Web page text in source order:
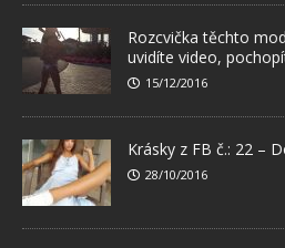
Rozcvička těchto
uvidíte video,
15/12/2016
Krásky z FB č.: 22 –
28/10/2016